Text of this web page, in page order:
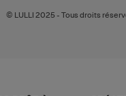
© LULLI 2025 - Tous droits